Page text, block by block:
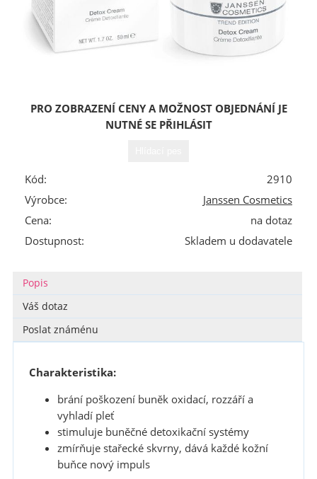
PRO ZOBRAZENÍ CENY A MOŽNOST OBJEDNÁNÍ JE
NUTNÉ SE PŘIHLÁSIT
Kód:
2910
Výrobce:
Janssen Cosmetics
Cena:
na dotaz
Dostupnost:
Skladem u dodavatele
Popis
Váš dotaz
Poslat známénu
Charakteristika:
brání poškození buněk oxidací, rozzáří a
vyhladí pleť
stimuluje buněčné detoxikační systémy
zmírňuje stařecké skvrny, dává každé kožní
buňce nový impuls